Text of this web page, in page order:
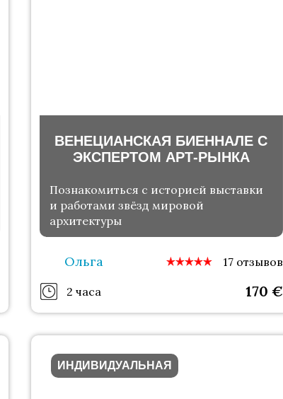
ВЕНЕЦИАНСКАЯ БИЕННАЛЕ С
ЭКСПЕРТОМ АРТ-РЫНКА
Познакомиться с историей выставки
и работами звёзд мировой
архитектуры
Ольга 17 отзывов
2 часа 170€
ИНДИВИДУАЛЬНАЯ